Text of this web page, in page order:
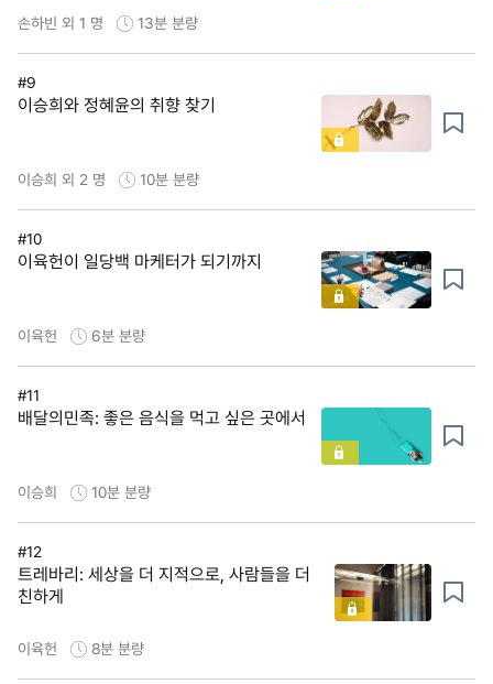
손하빈 외 1 명 13분 분량
#9
이승희와 정혜윤의 취향 찾기
이승희 외 2 명 10분 분량
#10
이육헌이 일당백 마케터가 되기까지
이육헌 6분 분량
#11
배달의민족: 좋은 음식을 먹고 싶은 곳에서
이승희 10분 분량
#12
트레바리: 세상을 더 지적으로, 사람들을 더
친하게
이육헌 8분 분량